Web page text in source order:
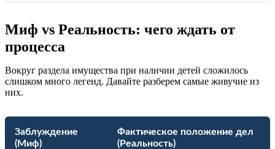
Миф vs Реальность: чего ждать от
процесса
Вокруг раздела имущества при наличии детей сложилось
слишком много легенд. Давайте разберем самые живучие из
них.
Заблуждение
(Миф)
Фактическое положение дел
(Реальность)